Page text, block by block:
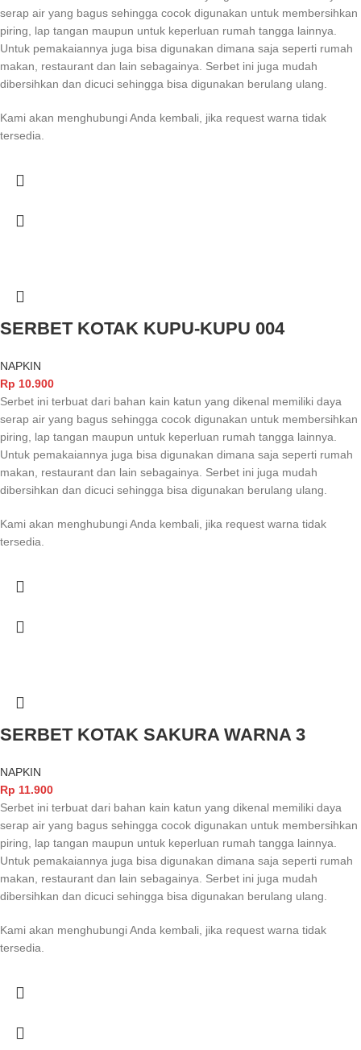
serap air yang bagus sehingga cocok digunakan untuk membersihkan
piring, lap tangan maupun untuk keperluan rumah tangga lainnya.
Untuk pemakaiannya juga bisa digunakan dimana saja seperti rumah
makan, restaurant dan lain sebagainya. Serbet ini juga mudah
dibersihkan dan dicuci sehingga bisa digunakan berulang ulang.
Kami akan menghubungi Anda kembali, jika request warna tidak
tersedia.
SERBET KOTAK KUPU-KUPU 004
NAPKIN
Rp 10.900
Serbet ini terbuat dari bahan kain katun yang dikenal memiliki daya
serap air yang bagus sehingga cocok digunakan untuk membersihkan
piring, lap tangan maupun untuk keperluan rumah tangga lainnya.
Untuk pemakaiannya juga bisa digunakan dimana saja seperti rumah
makan, restaurant dan lain sebagainya. Serbet ini juga mudah
dibersihkan dan dicuci sehingga bisa digunakan berulang ulang.
Kami akan menghubungi Anda kembali, jika request warna tidak
tersedia.
SERBET KOTAK SAKURA WARNA 3
NAPKIN
Rp 11.900
Serbet ini terbuat dari bahan kain katun yang dikenal memiliki daya
serap air yang bagus sehingga cocok digunakan untuk membersihkan
piring, lap tangan maupun untuk keperluan rumah tangga lainnya.
Untuk pemakaiannya juga bisa digunakan dimana saja seperti rumah
makan, restaurant dan lain sebagainya. Serbet ini juga mudah
dibersihkan dan dicuci sehingga bisa digunakan berulang ulang.
Kami akan menghubungi Anda kembali, jika request warna tidak
tersedia.